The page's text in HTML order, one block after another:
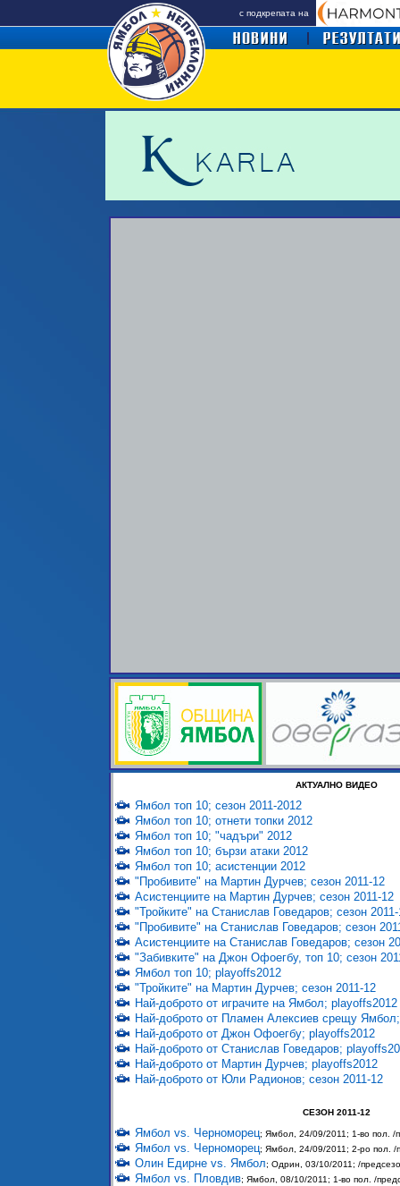
с подкрепата на
АКТУАЛНО ВИДЕО
Ямбол топ 10; сезон 2011-2012
Ямбол топ 10; отнети топки 2012
Ямбол топ 10; "чадъри" 2012
Ямбол топ 10; бързи атаки 2012
Ямбол топ 10; асистенции 2012
"Пробивите" на Мартин Дурчев; сезон 2011-12
Асистенциите на Мартин Дурчев; сезон 2011-12
"Тройките" на Станислав Говедаров; сезон
"Пробивите" на Станислав Говедаров; сезон
Асистенциите на Станислав Говедаров; сезон
"Забивките" на Джон Офоегбу, топ 10; сезон
Ямбол топ 10; playoffs2012
"Тройките" на Мартин Дурчев; сезон 2011-12
Най-доброто от играчите на Ямбол; playoffs2012
Най-доброто от Пламен Алексиев срещу Ямбол;
Най-доброто от Джон Офоегбу; playoffs2012
Най-доброто от Станислав Говедаров;
Най-доброто от Мартин Дурчев; playoffs2012
Най-доброто от Юли Радионов; сезон 2011-12
СЕЗОН 2011-12
Ямбол vs. Черноморец; Ямбол, 24/09/2011; 1-во пол. /
Ямбол vs. Черноморец; Ямбол, 24/09/2011; 2-ро пол. /
Олин Едирне vs. Ямбол; Одрин, 03/10/2011; /
Ямбол vs. Пловдив; Ямбол, 08/10/2011; 1-во пол. /